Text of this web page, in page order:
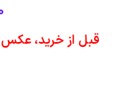
قبل از خرید، عکس